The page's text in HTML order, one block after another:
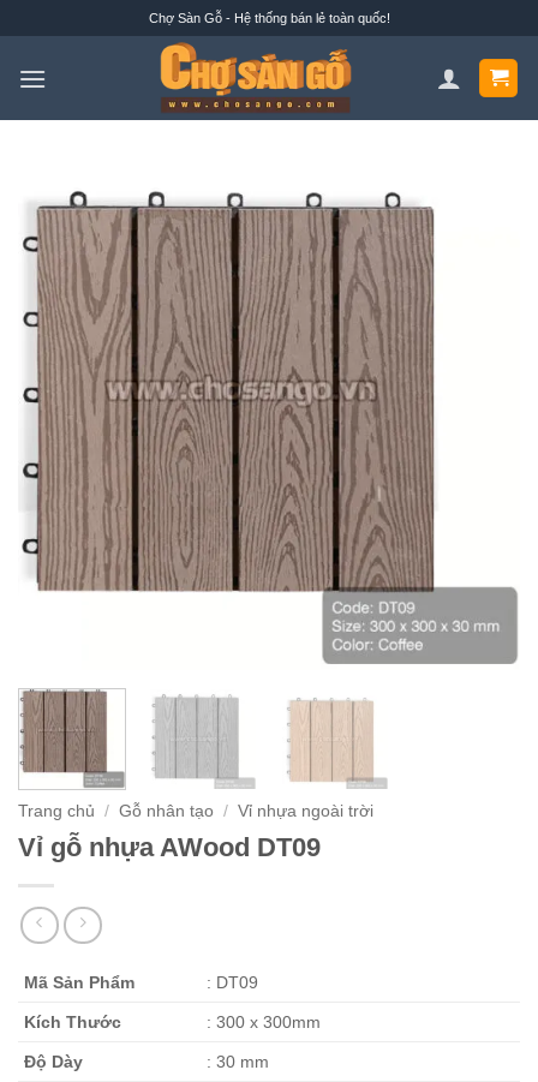
nội
Chợ Sàn Gỗ - Hệ thống bán lẻ toàn quốc!
Trang chủ / Gỗ nhân tạo / Vỉ nhựa ngoài trời
Vỉ gỗ nhựa AWood DT09
Mã Sản Phẩm : DT09
Kích Thước : 300 x 300mm
Độ Dày : 30 mm